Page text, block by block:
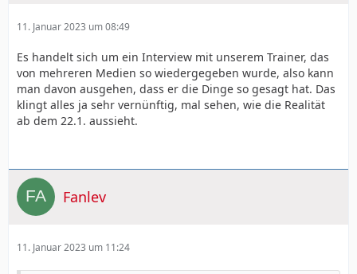
11. Januar 2023 um 08:49
Es handelt sich um ein Interview mit unserem Trainer, das
von mehreren Medien so wiedergegeben wurde, also kann
man davon ausgehen, dass er die Dinge so gesagt hat. Das
klingt alles ja sehr vernünftig, mal sehen, wie die Realität
ab dem 22.1. aussieht.
Fanlev
11. Januar 2023 um 11:24